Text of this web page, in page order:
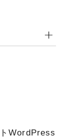
WordPress